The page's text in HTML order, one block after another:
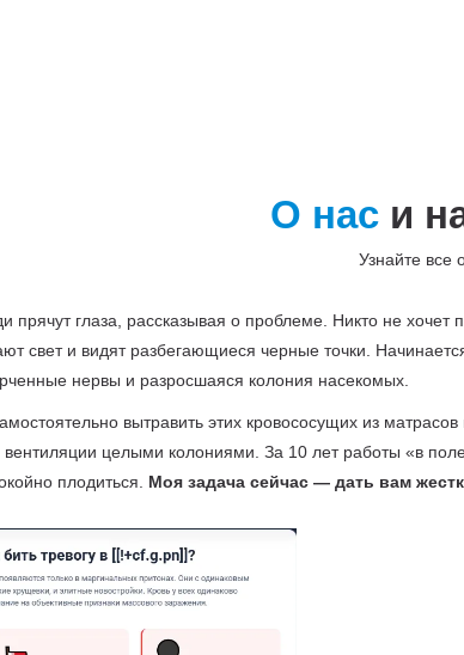
О наси
Узнайте все
прячут глаза, рассказывая о проблеме. Никто не
свет и видят разбегающиеся черные точки.
нервы и разросшаяся колония насекомых.
вытравить этих кровососущих из
целыми колониями. За 10 лет работы «в
плодиться. Моя задача сейчас — дать вам